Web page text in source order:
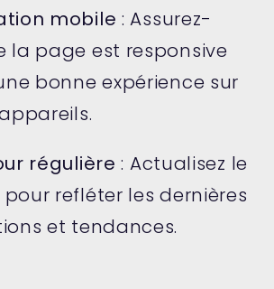
mobile : Assurez-
la page est responsive
bonne expérience sur
régulière : Actualisez le
refléter les dernières
et tendances.